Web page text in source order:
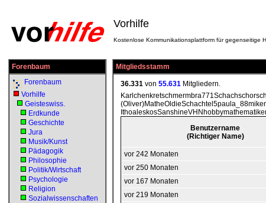
Vorhilfe
Kostenlose Kommunikationsplattform für gegenseitige
Forenbaum
Forenbaum
Vorhilfe
Geisteswiss.
Erdkunde
Geschichte
Jura
Musik/Kunst
Pädagogik
Philosophie
Politik/Wirtschaft
Psychologie
Religion
Sozialwissenschaften
Mitgliedsstamm
36.331 von 55.631 Mitgliedern.
Benutzername
(Richtiger Name)
vor 242 Monaten
vor 250 Monaten
vor 167 Monaten
vor 219 Monaten